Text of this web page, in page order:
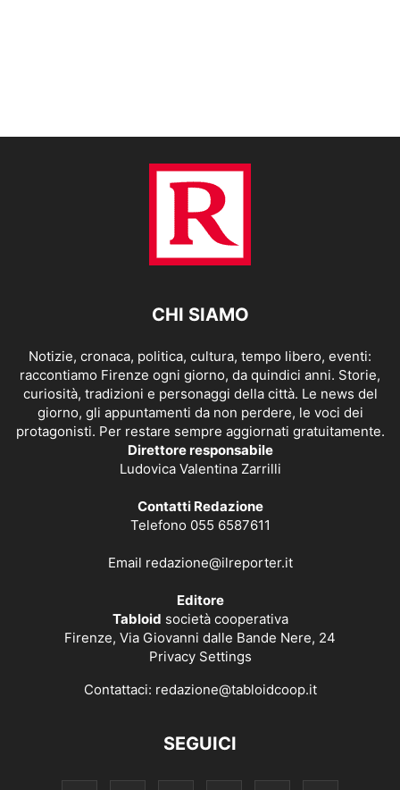
CHI SIAMO
Notizie, cronaca, politica, cultura, tempo libero, eventi:
raccontiamo Firenze ogni giorno, da quindici anni. Storie,
curiosità, tradizioni e personaggi della città. Le news del
giorno, gli appuntamenti da non perdere, le voci dei
protagonisti. Per restare sempre aggiornati gratuitamente.
Direttore responsabile
Ludovica Valentina Zarrilli
Contatti Redazione
Telefono 055 6587611
Email redazione@ilreporter.it
Editore
Tabloid società cooperativa
Firenze, Via Giovanni dalle Bande Nere, 24
Privacy Settings
Contattaci: redazione@tabloidcoop.it
SEGUICI